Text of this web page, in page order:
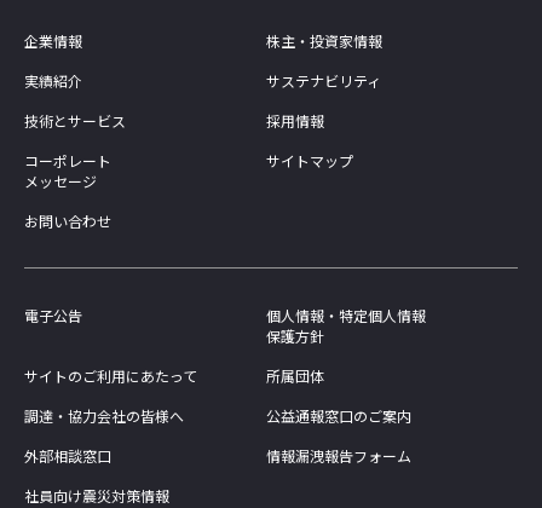
企業情報
株主・投資家情報
実績紹介
サステナビリティ
技術とサービス
採用情報
コーポレート
メッセージ
サイトマップ
お問い合わせ
電子公告
個人情報・特定個人情報
保護方針
サイトのご利用にあたって
所属団体
調達・協力会社の皆様へ
公益通報窓口のご案内
外部相談窓口
情報漏洩報告フォーム
社員向け震災対策情報